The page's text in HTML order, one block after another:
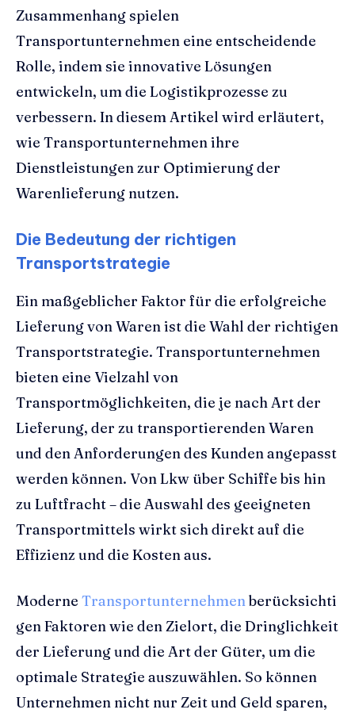
Zusammenhang spielen
Transportunternehmen eine entscheidende
Rolle, indem sie innovative Lösungen
entwickeln, um die Logistikprozesse zu
verbessern. In diesem Artikel wird erläutert,
wie Transportunternehmen ihre
Dienstleistungen zur Optimierung der
Warenlieferung nutzen.
Die Bedeutung der richtigen
Transportstrategie
Ein maßgeblicher Faktor für die erfolgreiche
Lieferung von Waren ist die Wahl der richtigen
Transportstrategie. Transportunternehmen
bieten eine Vielzahl von
Transportmöglichkeiten, die je nach Art der
Lieferung, der zu transportierenden Waren
und den Anforderungen des Kunden angepasst
werden können. Von Lkw über Schiffe bis hin
zu Luftfracht – die Auswahl des geeigneten
Transportmittels wirkt sich direkt auf die
Effizienz und die Kosten aus.
Moderne Transportunternehmenberücksichti
gen Faktoren wie den Zielort, die Dringlichkeit
der Lieferung und die Art der Güter, um die
optimale Strategie auszuwählen. So können
Unternehmen nicht nur Zeit und Geld sparen,